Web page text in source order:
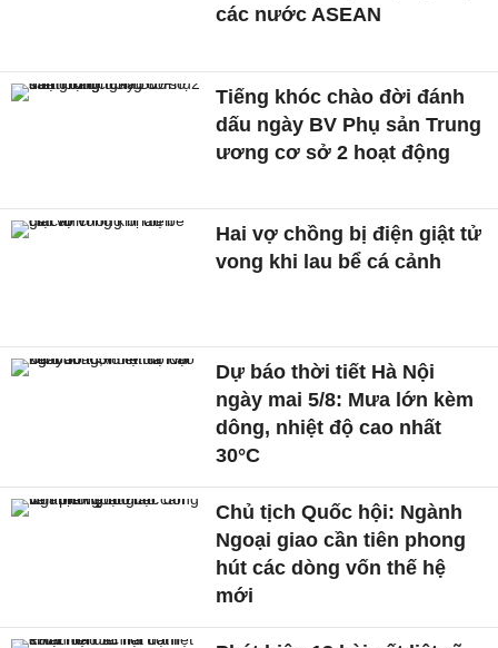
các nước ASEAN
Tiếng khóc chào đời đánh
dấu ngày BV Phụ sản Trung
ương cơ sở 2 hoạt động
Hai vợ chồng bị điện giật tử
vong khi lau bể cá cảnh
Dự báo thời tiết Hà Nội
ngày mai 5/8: Mưa lớn kèm
dông, nhiệt độ cao nhất
30°C
Chủ tịch Quốc hội: Ngành
Ngoại giao cần tiên phong
hút các dòng vốn thế hệ
mới